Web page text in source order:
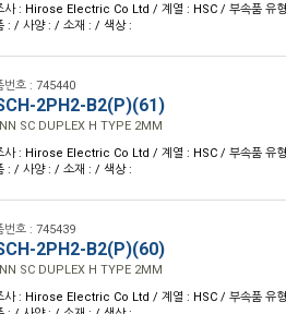
사 : Hirose Electric Co Ltd / 계열 : HSC / 부속품 유
: / 사양 : / 소재 : / 색상 :
번호 : 745440
2PH2-B2(P)(61)
SC DUPLEX H TYPE 2MM
사 : Hirose Electric Co Ltd / 계열 : HSC / 부속품 유
: / 사양 : / 소재 : / 색상 :
번호 : 745439
2PH2-B2(P)(60)
SC DUPLEX H TYPE 2MM
사 : Hirose Electric Co Ltd / 계열 : HSC / 부속품 유